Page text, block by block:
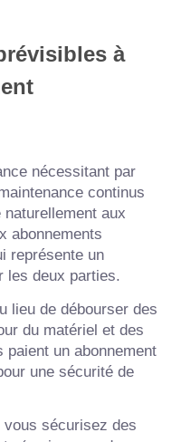
à
nécessitant par
continus
aux
abonnements
représente un
les deux parties.
lieu de débourser des
du matériel et des
un abonnement
une sécurité de
vous sécurisez des